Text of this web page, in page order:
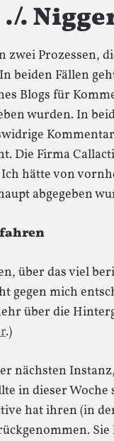
.
zwei Prozessen,
beiden Fällen
Blogs für
wurden. In
Die Firma
hätte von
abgegeben
über das viel
gegen mich
über die
.)
nächsten
in dieser
hat ihren (in